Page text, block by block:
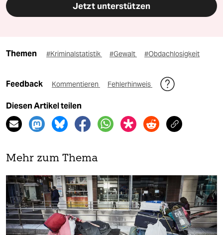
Jetzt unterstützen
Themen #Kriminalstatistik #Gewalt #Obdachlosigkeit
Feedback Kommentieren Fehlerhinweis
Diesen Artikel teilen
Mehr zum Thema